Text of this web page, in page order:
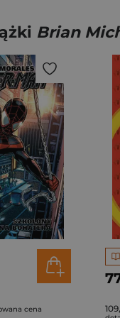
Brian
cena